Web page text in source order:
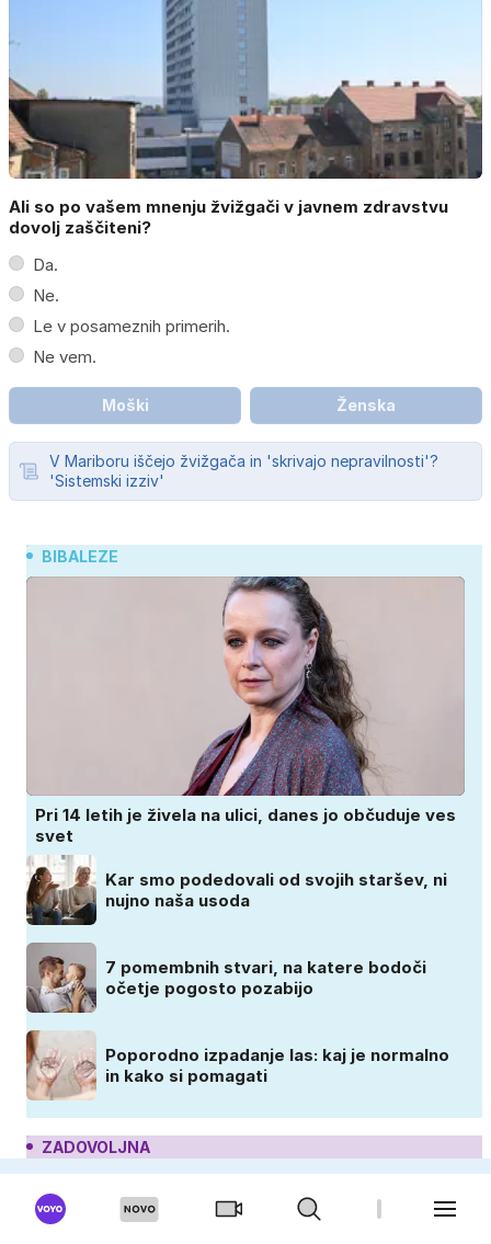
Ali so po vašem mnenju žvižgači v javnem zdravstvu
dovolj zaščiteni?
Da.
Ne.
Le v posameznih primerih.
Ne vem.
Moški Ženska
V Mariboru iščejo žvižgača in 'skrivajo nepravilnosti'?
'Sistemski izziv'
BIBALEZE
Pri 14 letih je živela na ulici, danes jo občuduje ves
svet
Kar smo podedovali od svojih staršev, ni
nujno naša usoda
7 pomembnih stvari, na katere bodoči
očetje pogosto pozabijo
Poporodno izpadanje las: kaj je normalno
in kako si pomagati
ZADOVOLJNA